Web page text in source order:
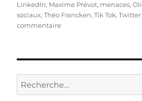
LinkedIn, Maxime Prévot, menaces,Oli
sociaux,Théo Francken,Tik Tok,Twitter
commentairesur
Recherche
pour :